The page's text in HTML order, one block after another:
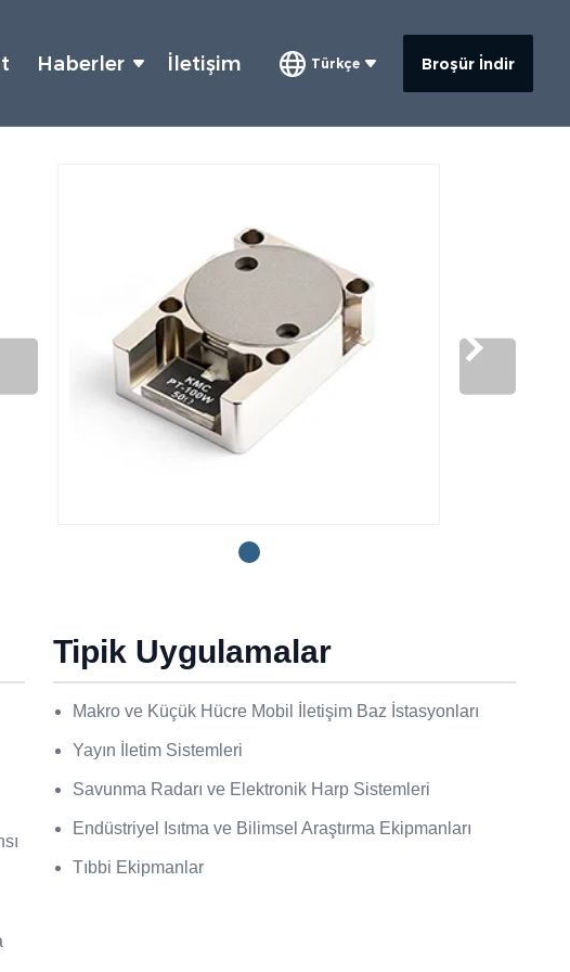
Haberler İletişim Türkçe Broşür İndir
Tipik Uygulamalar
Makro ve Küçük Hücre Mobil İletişim Baz İstasyonları
Yayın İletim Sistemleri
Savunma Radarı ve Elektronik Harp Sistemleri
Endüstriyel Isıtma ve Bilimsel Araştırma Ekipmanları
Tıbbi Ekipmanlar